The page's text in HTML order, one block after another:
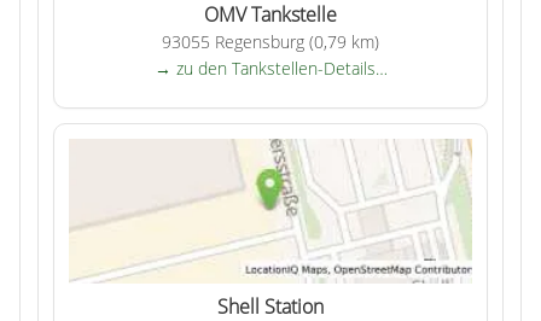
OMV Tankstelle
93055 Regensburg (0,79 km)
→ zu den Tankstellen-Details…
Shell Station